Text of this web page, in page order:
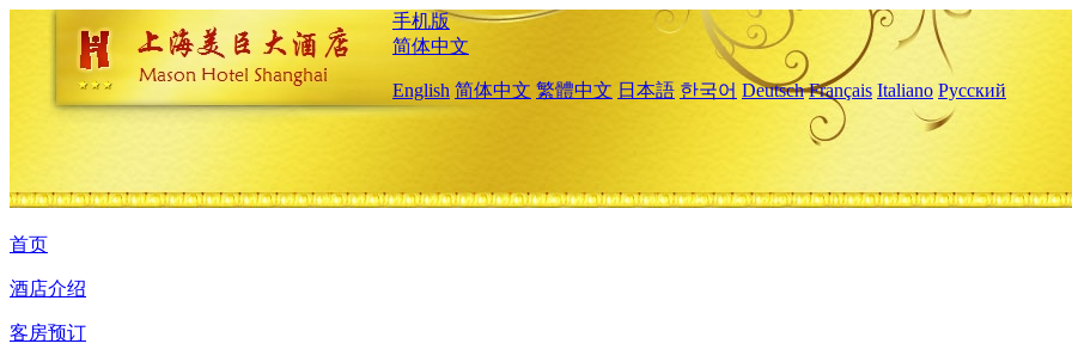
手机版
简体中文
English 简体中文 繁體中文 日本語 한국어 Deutsch Français Italiano Русский
首页
酒店介绍
客房预订